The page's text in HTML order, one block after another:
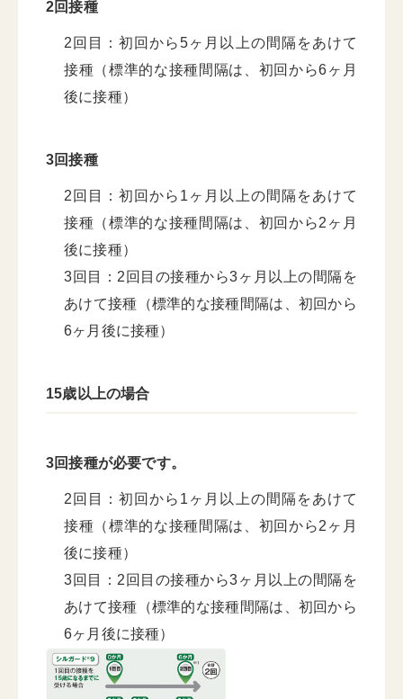
2回接種
2回目：初回から5ヶ月以上の間隔をあけて
接種（標準的な接種間隔は、初回から6ヶ月
後に接種）
3回接種
2回目：初回から1ヶ月以上の間隔をあけて
接種（標準的な接種間隔は、初回から2ヶ月
後に接種）
3回目：2回目の接種から3ヶ月以上の間隔を
あけて接種（標準的な接種間隔は、初回から
6ヶ月後に接種）
15歳以上の場合
3回接種が必要です。
2回目：初回から1ヶ月以上の間隔をあけて
接種（標準的な接種間隔は、初回から2ヶ月
後に接種）
3回目：2回目の接種から3ヶ月以上の間隔を
あけて接種（標準的な接種間隔は、初回から
6ヶ月後に接種）